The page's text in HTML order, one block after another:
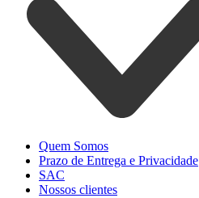
Quem Somos
Prazo de Entrega e Privacidade
SAC
Nossos clientes